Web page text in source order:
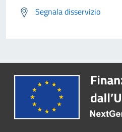
Segnala disservizio